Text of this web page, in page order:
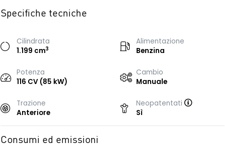
Specifiche tecniche
Cilindrata
1.199 cm3
Alimentazione
Benzina
Potenza
116 CV (85 kW)
Cambio
Manuale
Trazione
Anteriore
Neopatentati
Sì
Consumi ed emissioni